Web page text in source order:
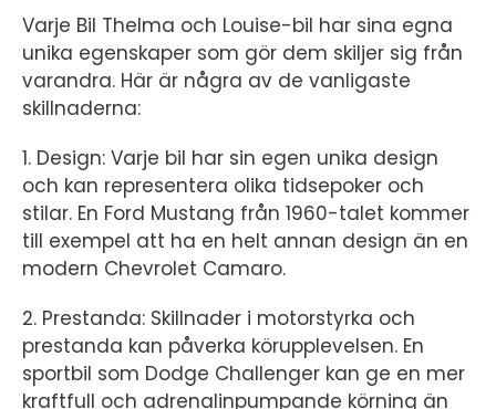
Varje Bil Thelma och Louise-bil har sina egna
unika egenskaper som gör dem skiljer sig från
varandra. Här är några av de vanligaste
skillnaderna:
1. Design: Varje bil har sin egen unika design
och kan representera olika tidsepoker och
stilar. En Ford Mustang från 1960-talet kommer
till exempel att ha en helt annan design än en
modern Chevrolet Camaro.
2. Prestanda: Skillnader i motorstyrka och
prestanda kan påverka körupplevelsen. En
sportbil som Dodge Challenger kan ge en mer
kraftfull och adrenalinpumpande körning än